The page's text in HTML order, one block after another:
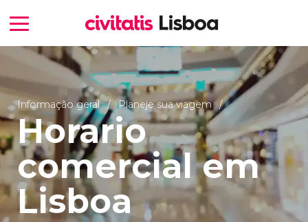
Informação geral Planeje sua viagem
Horario
comercial em
Lisboa